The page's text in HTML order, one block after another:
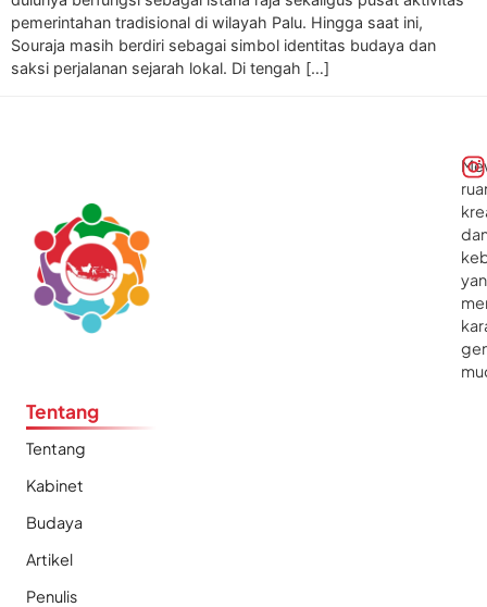
pemerintahan tradisional di wilayah Palu. Hingga saat ini,
Souraja masih berdiri sebagai simbol identitas budaya dan
saksi perjalanan sejarah lokal. Di tengah […]
Tentang
Tentang
Kabinet
Budaya
Artikel
Penulis